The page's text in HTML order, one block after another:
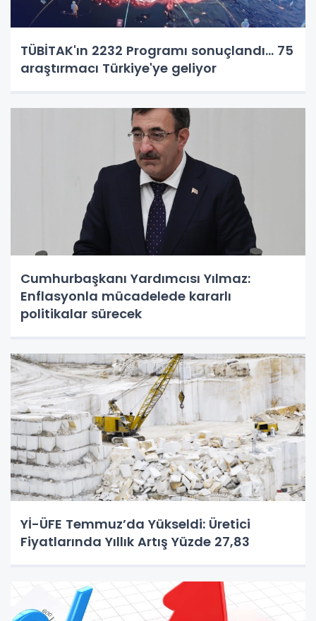
TÜBİTAK'ın 2232 Programı sonuçlandı... 75
araştırmacı Türkiye'ye geliyor
Cumhurbaşkanı Yardımcısı Yılmaz:
Enflasyonla mücadelede kararlı
politikalar sürecek
Yİ-ÜFE Temmuz’da Yükseldi: Üretici
Fiyatlarında Yıllık Artış Yüzde 27,83